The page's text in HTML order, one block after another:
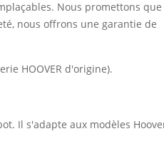
Nous promettons que
nous offrons une garantie de
HOOVER d'origine).
Il s'adapte aux modèles